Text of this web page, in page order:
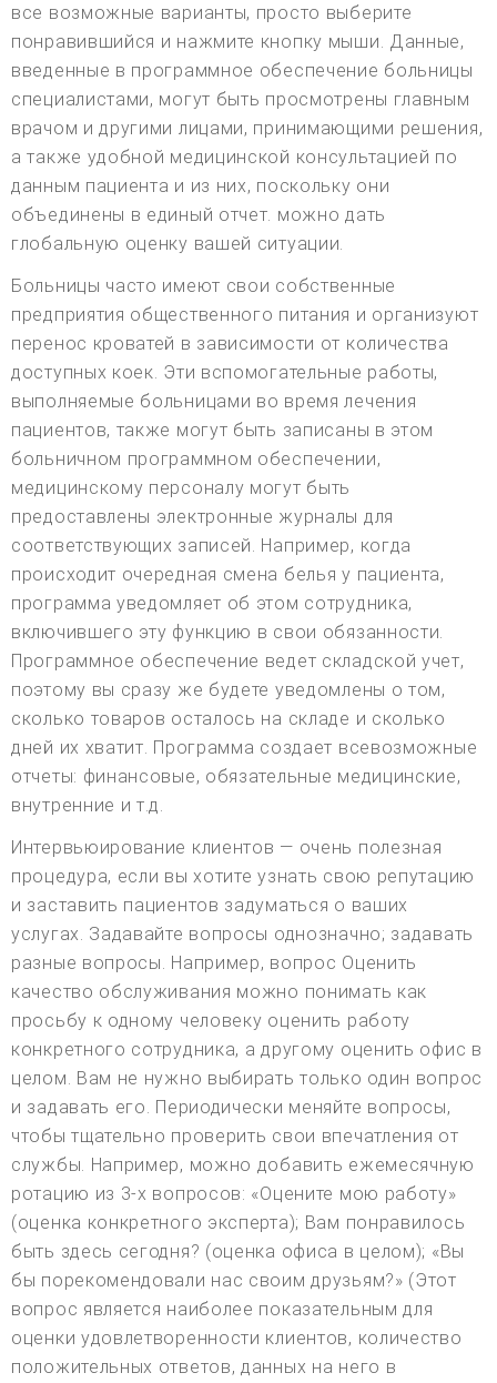
все возможные варианты, просто выберите
понравившийся и нажмите кнопку мыши. Данные,
введенные в программное обеспечение больницы
специалистами, могут быть просмотрены главным
врачом и другими лицами, принимающими решения,
а также удобной медицинской консультацией по
данным пациента и из них, поскольку они
объединены в единый отчет. можно дать
глобальную оценку вашей ситуации.
Больницы часто имеют свои собственные
предприятия общественного питания и организуют
перенос кроватей в зависимости от количества
доступных коек. Эти вспомогательные работы,
выполняемые больницами во время лечения
пациентов, также могут быть записаны в этом
больничном программном обеспечении,
медицинскому персоналу могут быть
предоставлены электронные журналы для
соответствующих записей. Например, когда
происходит очередная смена белья у пациента,
программа уведомляет об этом сотрудника,
включившего эту функцию в свои обязанности.
Программное обеспечение ведет складской учет,
поэтому вы сразу же будете уведомлены о том,
сколько товаров осталось на складе и сколько
дней их хватит. Программа создает всевозможные
отчеты: финансовые, обязательные медицинские,
внутренние и т.д.
Интервьюирование клиентов — очень полезная
процедура, если вы хотите узнать свою репутацию
и заставить пациентов задуматься о ваших
услугах. Задавайте вопросы однозначно; задавать
разные вопросы. Например, вопрос Оценить
качество обслуживания можно понимать как
просьбу к одному человеку оценить работу
конкретного сотрудника, а другому оценить офис в
целом. Вам не нужно выбирать только один вопрос
и задавать его. Периодически меняйте вопросы,
чтобы тщательно проверить свои впечатления от
службы. Например, можно добавить ежемесячную
ротацию из 3-х вопросов: «Оцените мою работу»
(оценка конкретного эксперта); Вам понравилось
быть здесь сегодня? (оценка офиса в целом); «Вы
бы порекомендовали нас своим друзьям?» (Этот
вопрос является наиболее показательным для
оценки удовлетворенности клиентов, количество
положительных ответов, данных на него в